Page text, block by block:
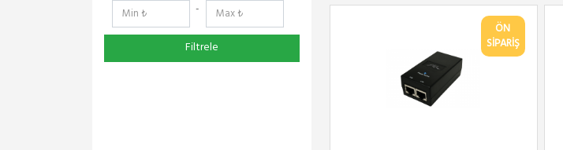
-
Filtrele
ÖN
SİPARİŞ